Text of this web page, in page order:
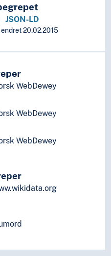
JSON-LD
20.02.2015
WebDewey
WebDewey
WebDewey